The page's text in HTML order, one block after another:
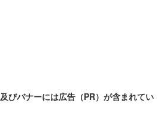
びバナーには広告（PR）が含まれてい